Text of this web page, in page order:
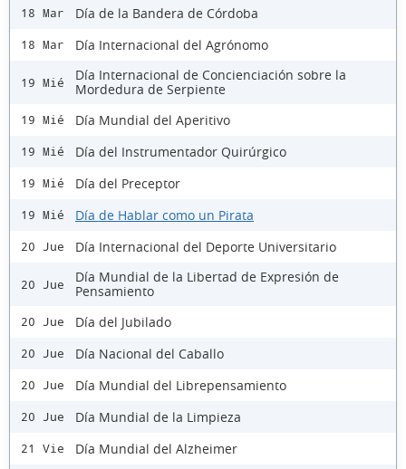
18 Mar Día de la Bandera de Córdoba
18 Mar Día Internacional del Agrónomo
19 Mié
Día Internacional de Concienciación sobre la
Mordedura de Serpiente
19 Mié Día Mundial del Aperitivo
19 Mié Día del Instrumentador Quirúrgico
19 Mié Día del Preceptor
19 Mié Día de Hablar como un Pirata
20 Jue Día Internacional del Deporte Universitario
20 Jue
Día Mundial de la Libertad de Expresión de
Pensamiento
20 Jue Día del Jubilado
20 Jue Día Nacional del Caballo
20 Jue Día Mundial del Librepensamiento
20 Jue Día Mundial de la Limpieza
21 Vie Día Mundial del Alzheimer